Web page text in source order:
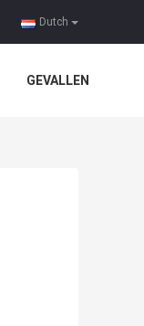
Dutch
GEVALLEN